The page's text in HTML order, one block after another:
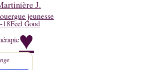
J.
jeunesse
18Feel Good
♥